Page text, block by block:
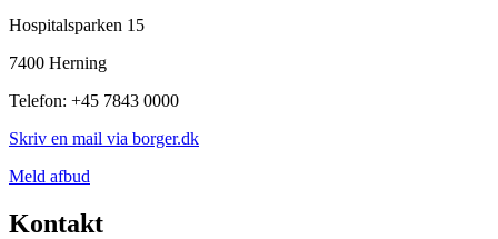
Hospitalsparken 15
7400 Herning
Telefon: +45 7843 0000
Skriv en mail via borger.dk
Meld afbud
Kontakt